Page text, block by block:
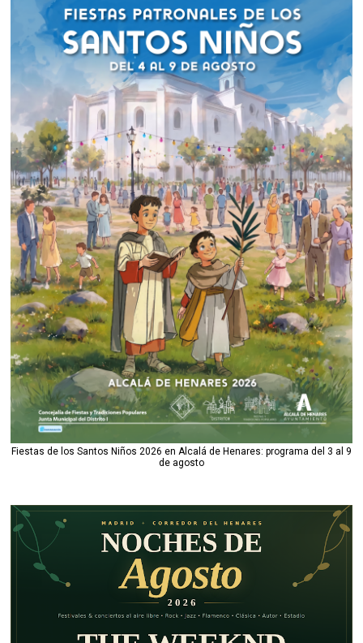
Fiestas de los Santos Niños 2026 en Alcalá de Henares: programa del 3 al 9
de agosto